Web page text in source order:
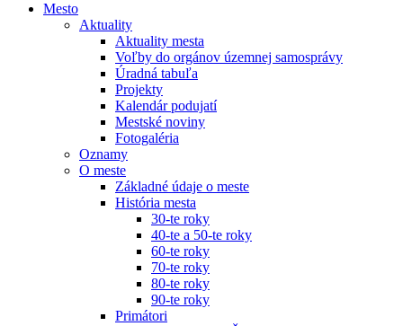
Mesto
Aktuality
Aktuality mesta
Voľby do orgánov územnej samosprávy
Úradná tabuľa
Projekty
Kalendár podujatí
Mestské noviny
Fotogaléria
Oznamy
O meste
Základné údaje o meste
História mesta
30-te roky
40-te a 50-te roky
60-te roky
70-te roky
80-te roky
90-te roky
Primátori